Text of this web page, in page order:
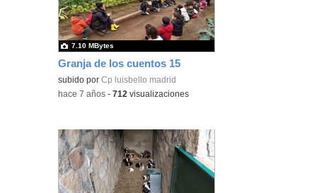
Granja de los cuentos 15
subido porCp luisbello madrid
7.10 MBytes
-hace 7 años -712 visualizaciones